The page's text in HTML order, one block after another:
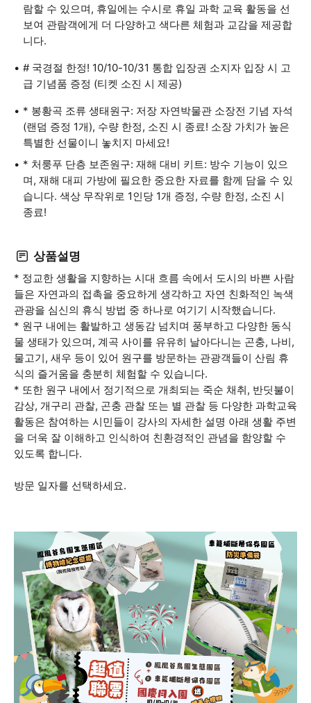
람할 수 있으며, 휴일에는 수시로 휴일 과학 교육 활동을 선
보여 관람객에게 더 다양하고 색다른 체험과 교감을 제공합
니다.
# 국경절 한정! 10/10-10/31 통합 입장권 소지자 입장 시 고
급 기념품 증정 (티켓 소진 시 제공)
* 봉황곡 조류 생태원구: 저장 자연박물관 소장전 기념 자석
(랜덤 증정 1개), 수량 한정, 소진 시 종료! 소장 가치가 높은
특별한 선물이니 놓치지 마세요!
* 처룽푸 단층 보존원구: 재해 대비 키트: 방수 기능이 있으
며, 재해 대피 가방에 필요한 중요한 자료를 함께 담을 수 있
습니다. 색상 무작위로 1인당 1개 증정, 수량 한정, 소진 시
종료!
상품설명
* 정교한 생활을 지향하는 시대 흐름 속에서 도시의 바쁜 사람
들은 자연과의 접촉을 중요하게 생각하고 자연 친화적인 녹색
관광을 심신의 휴식 방법 중 하나로 여기기 시작했습니다.
* 원구 내에는 활발하고 생동감 넘치며 풍부하고 다양한 동식
물 생태가 있으며, 계곡 사이를 유유히 날아다니는 곤충, 나비,
물고기, 새우 등이 있어 원구를 방문하는 관광객들이 산림 휴
식의 즐거움을 충분히 체험할 수 있습니다.
* 또한 원구 내에서 정기적으로 개최되는 죽순 채취, 반딧불이
감상, 개구리 관찰, 곤충 관찰 또는 별 관찰 등 다양한 과학교육
활동은 참여하는 시민들이 강사의 자세한 설명 아래 생활 주변
을 더욱 잘 이해하고 인식하여 친환경적인 관념을 함양할 수
있도록 합니다.
방문 일자를 선택하세요.